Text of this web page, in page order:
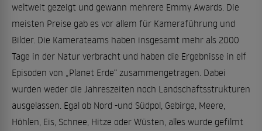
weltweit gezeigt und gewann mehrere Emmy Awards. Die
meisten Preise gab es vor allem für Kameraführung und
Bilder. Die Kamerateams haben insgesamt mehr als 2000
Tage in der Natur verbracht und haben die Ergebnisse in elf
Episoden von „Planet Erde“ zusammengetragen. Dabei
wurden weder die Jahreszeiten noch Landschaftsstrukturen
ausgelassen. Egal ob Nord -und Südpol, Gebirge, Meere,
Höhlen, Eis, Schnee, Hitze oder Wüsten, alles wurde gefilmt